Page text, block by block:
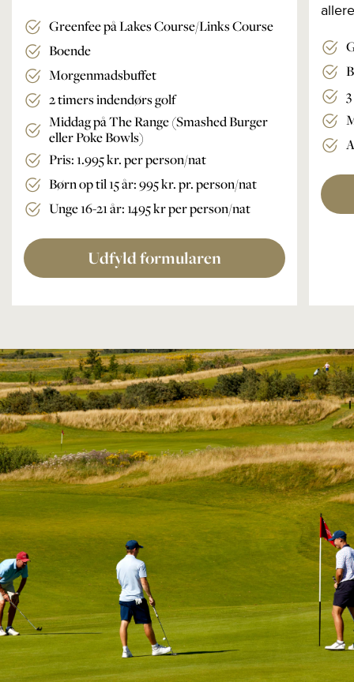
Greenfee på Lakes Course/Links Course
Boende
Morgenmadsbuffet
2 timers indendørs golf
Middag på The Range (Smashed Burger
eller Poke Bowls)
Pris: 1.995 kr. per person/nat
Børn op til 15 år: 995 kr. pr. person/nat
Unge 16-21 år: 1495 kr per person/nat
Udfyld formularen